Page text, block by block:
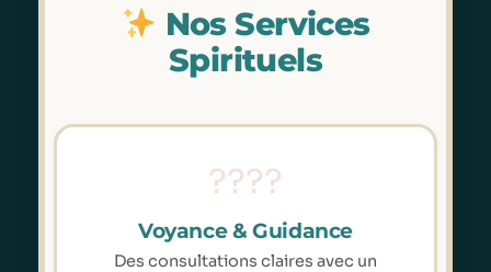
Nos Services
Spirituels
????
Voyance & Guidance
Des consultations claires avec un